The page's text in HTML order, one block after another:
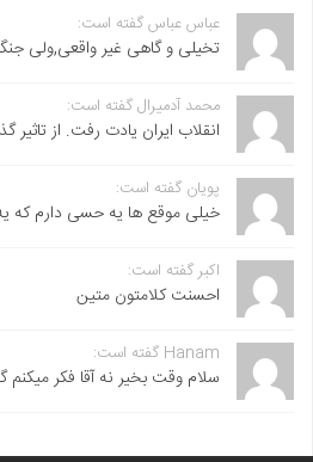
عباس عباس گفته است:
تخیلی و گاهی غیر واقعی,ولی
محمد آدمیرال گفته است:
انقلاب ایران یادت رفت. از تاثیر
پویان گفته است:
خیلی موقع ها یه حسی دارم که
اکبر گفته است:
احسنت ‌کلامتون متین
Hanam گفته است:
سلام وقت بخیر نه آقا فکر